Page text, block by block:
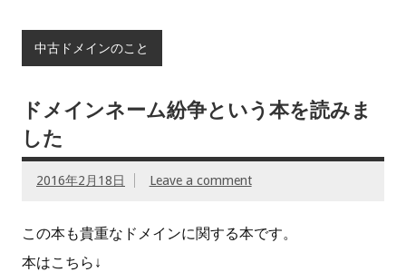
中古ドメインのこと
ドメインネーム紛争という本を読みま
した
2016年2月18日 Leave a comment
この本も貴重なドメインに関する本です。
本はこちら↓